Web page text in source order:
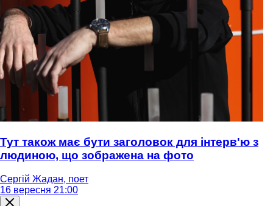
Тут також має бути заголовок для інтерв'ю з
людиною, що зображена на фото
Сергій Жадан, поет
16 вересня 21:00